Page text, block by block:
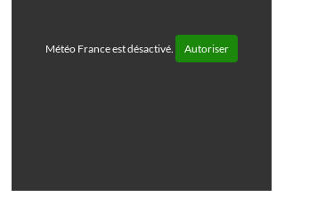
Météo France est désactivé. Autoriser